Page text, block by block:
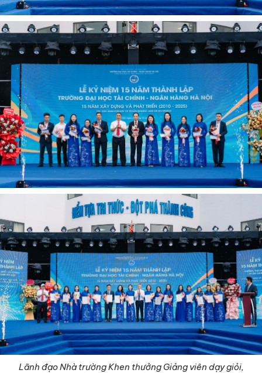
Lãnh đạo Nhà trường Khen thưởng Giảng viên dạy giỏi,